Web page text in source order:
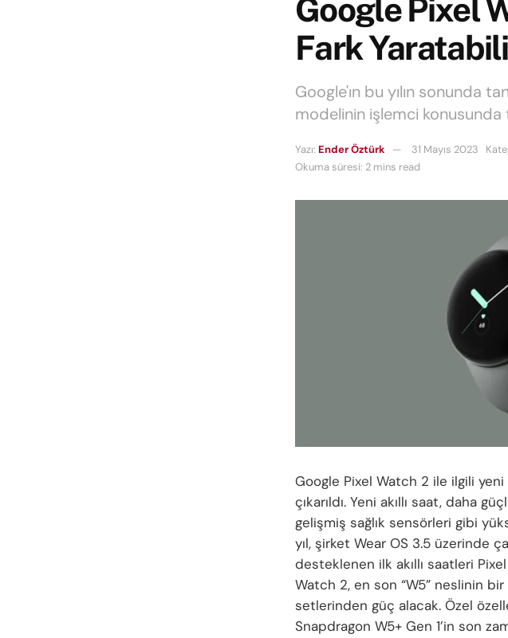
Google Pixel
Fark
Google'ın bu yılın sonunda
modelinin işlemci
Yazı: Ender Öztürk 31 Mayıs 2023
Okuma süresi: 2 mins read
Google Pixel Watch 2 ile ilgili yeni
çıkarıldı. Yeni akıllı saat, daha
gelişmiş sağlık sensörleri gibi
yıl, şirket Wear OS 3.5 üzerinde
desteklenen ilk akıllı saatleri
Watch 2, en son “W5” neslinin
setlerinden güç alacak. Özel
Snapdragon W5+ Gen 1’in son